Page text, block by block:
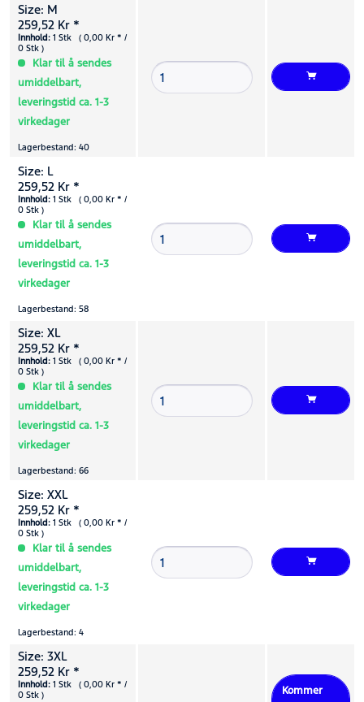
Size: M
259,52 Kr *
Innhold: 1 Stk ( 0,00 Kr * /
0 Stk )
Klar til å sendes
umiddelbart,
leveringstid ca. 1-3
virkedager
Lagerbestand: 40
Size: L
259,52 Kr *
Innhold: 1 Stk ( 0,00 Kr * /
0 Stk )
Klar til å sendes
umiddelbart,
leveringstid ca. 1-3
virkedager
Lagerbestand: 58
Size: XL
259,52 Kr *
Innhold: 1 Stk ( 0,00 Kr * /
0 Stk )
Klar til å sendes
umiddelbart,
leveringstid ca. 1-3
virkedager
Lagerbestand: 66
Size: XXL
259,52 Kr *
Innhold: 1 Stk ( 0,00 Kr * /
0 Stk )
Klar til å sendes
umiddelbart,
leveringstid ca. 1-3
virkedager
Lagerbestand: 4
Size: 3XL
259,52 Kr *
Innhold: 1 Stk ( 0,00 Kr * /
0 Stk )
Kommer